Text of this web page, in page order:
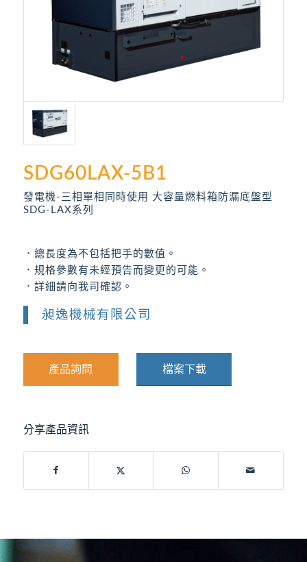
SDG60LAX-5B1
發電機-三相單相同時使用 大容量燃料箱防漏底盤型
SDG-LAX系列
．總長度為不包括把手的數值。
．規格參數有未經預告而變更的可能。
．詳細請向我司確認。
昶逸機械有限公司
產品詢問 檔案下載
分享產品資訊